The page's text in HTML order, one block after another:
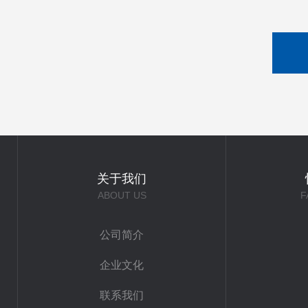
关于我们
ABOUT US
公司简介
企业文化
联系我们